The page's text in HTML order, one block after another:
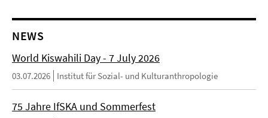
NEWS
World Kiswahili Day - 7 July 2026
03.07.2026 Institut für Sozial- und Kulturanthropologie
75 Jahre IfSKA und Sommerfest